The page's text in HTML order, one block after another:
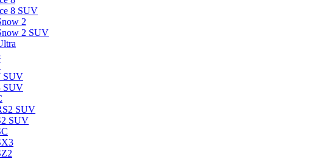
8 SUV
2
2 SUV
SUV
SUV
SUV
SUV